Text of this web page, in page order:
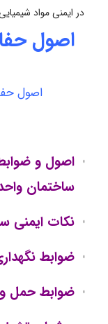
در ایمنی مواد
اصول
اصول
اصول و
ساختمان واحد
نکات ایمنی
ضوابط
ضوابط حمل و